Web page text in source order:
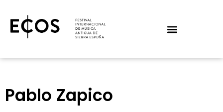
Pablo Zapico